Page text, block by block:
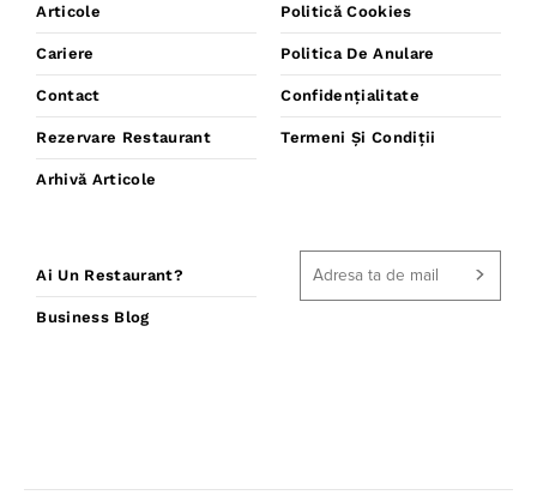
Articole
Cariere
Contact
Rezervare Restaurant
Arhivă Articole
Politică Cookies
Politica De Anulare
Confidențialitate
Termeni Și Condiții
Ai Un Restaurant?
Business Blog